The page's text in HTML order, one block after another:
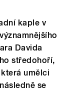
kaple v
Davida
středohoří,
umělci
se